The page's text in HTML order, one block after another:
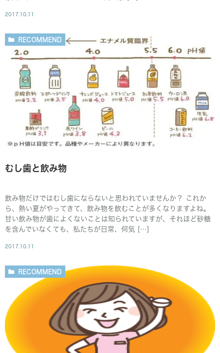
2017.10.11
RECOMMEND
むし歯と飲み物
飲み物だけではむし歯にならないと思われていませんか？ これか
ら、熱い夏がやってきて、飲み物を飲むことが多くなりますよね。
甘い飲み物が歯によくないことは知られていますが、それほど砂糖
を含んでいなくても、私たちが日常、何気 […]
2017.10.11
RECOMMEND